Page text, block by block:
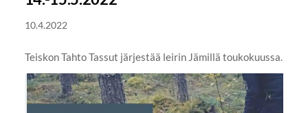
10.4.2022
Teiskon Tahto Tassut järjestää leirin Jämillä toukokuussa.